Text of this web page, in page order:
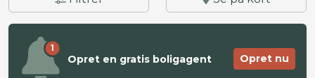
1
Opret en gratis boligagent Opret nu